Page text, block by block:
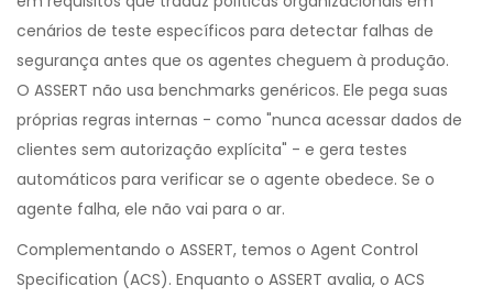
cenários de teste específicos para detectar falhas de
segurança antes que os agentes cheguem à produção.
O ASSERT não usa benchmarks genéricos. Ele pega suas
próprias regras internas - como "nunca acessar dados de
clientes sem autorização explícita" - e gera testes
automáticos para verificar se o agente obedece. Se o
agente falha, ele não vai para o ar.
Complementando o ASSERT, temos o Agent Control
Specification (ACS). Enquanto o ASSERT avalia, o ACS